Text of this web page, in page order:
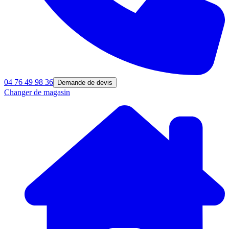
04 76 49 98 36 Demande de devis
Changer de magasin